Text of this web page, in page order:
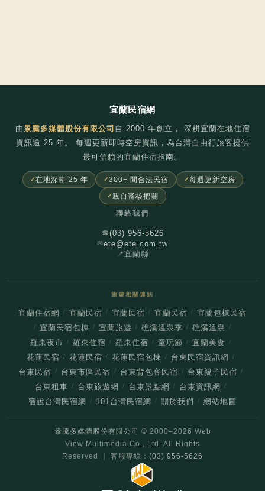
宜蘭民宿網
由景騰多媒體股份有限公司 自 2000 年創立， 深耕宜蘭在地住宿
資訊逾 25 年。 每週更新即時空房資訊，為台灣自由行旅客提供
最可信賴的宜蘭住宿指南。
在地深耕 25 年 300+ 間合法民宿 每週更新空房
親自審核把關
聯絡我們
☎(03) 956-5626
✉ete@ete.com.tw
📍宜蘭縣
旅遊相關連結
宜蘭住宿網 / 宜蘭民宿 / 宜蘭民宿 / 宜蘭民宿 / 宜蘭包棟民宿
/ 宜蘭民宿包棟 / 宜蘭旅遊 / 礁溪溫泉季 / 礁溪溫泉 /
羅東夜市 / 羅東住宿 / 羅東住宿 / 童玩節 / 宜蘭美食 /
花蓮民宿 / 花蓮民宿 / 花蓮民宿包棟 / 台東民宿資訊網 /
台東民宿 / 台東市區民宿 / 台東背包客民宿 / 台東親子民宿 /
台東租車 / 台東旅遊網 / 台東景點網 / 台東資訊網 /
宿說台灣民宿網 / 101台灣民宿網 / 關於我們 / 網站地圖
景騰多媒體股份有限公司 © 2000–2026 Web
View Multimedia Co., Ltd. All Rights
Reserved ｜ 客服專線： (03) 956-5626